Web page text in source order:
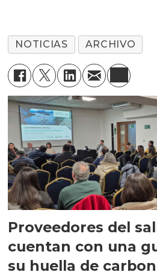
NOTICIAS ARCHIVO
Proveedores del
cuentan con una
su huella de